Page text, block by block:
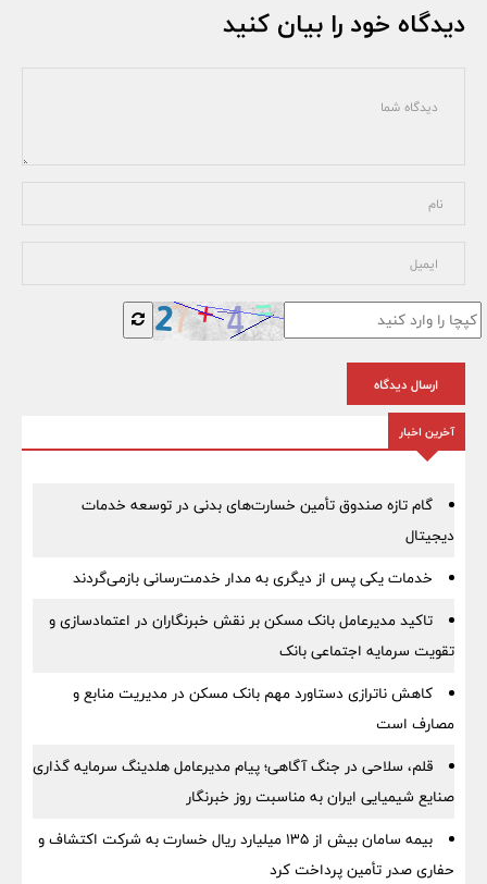
دیدگاه خود را بیان کنید
ارسال دیدگاه
آخرین اخبار
گام تازه صندوق تأمین خسارت‌های بدنی در توسعه خدمات
دیجیتال
خدمات یکی پس از دیگری به مدار خدمت‌رسانی بازمی‌گردند
تاکید مدیرعامل بانک مسکن بر نقش خبرنگاران در اعتمادسازی و
تقویت سرمایه اجتماعی بانک
کاهش ناترازی دستاورد مهم بانک مسکن در مدیریت منابع و
مصارف است
قلم، سلاحی در جنگ آگاهی؛ پیام مدیرعامل هلدینگ سرمایه گذاری
صنایع شیمیایی ایران به مناسبت روز خبرنگار
بیمه سامان بیش از ۱۳۵ میلیارد ریال خسارت به شرکت اکتشاف و
حفاری صدر تأمین پرداخت کرد